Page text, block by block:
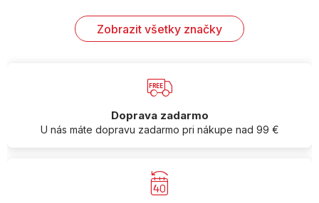
Zobrazit všetky značky
Doprava zadarmo
U nás máte dopravu zadarmo pri nákupe nad 99 €